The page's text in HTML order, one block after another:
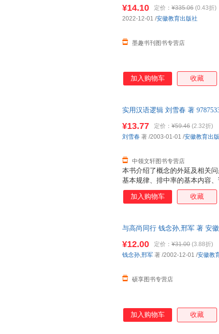
¥14.10 定价： ¥335.06 (0.43折)
墨趣书刊图书专营店
2022-12-01 /安徽教育出版社
加入购物车 收藏
实用汉语逻辑 刘雪春 著
本书介绍了概念的外延及相关
基本规律、排中率的基本内容
¥13.77 定价： ¥59.46 (2.32折)
中领文轩图书专营店
刘雪春 著 /2003-01-01 /安徽教育出
加入购物车 收藏
与高尚同行 钱念孙,邢军 著 安
¥12.00 定价： ¥31.00 (3.88折)
硕享图书专营店
钱念孙,邢军 著 /2002-12-01 /安徽教
加入购物车 收藏